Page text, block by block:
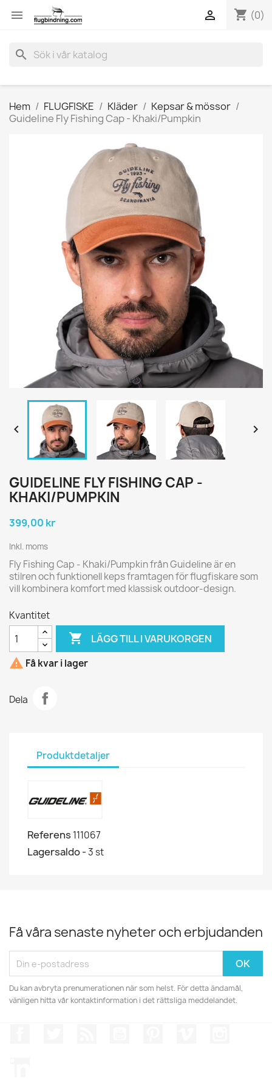
 shopping_cart (0)

search
Hem FLUGFISKE Kläder
Kepsar & mössor
Guideline Fly Fishing Cap - Khaki/Pumpkin
 
GUIDELINE FLY FISHING CAP -
KHAKI/PUMPKIN
399,00 kr
Inkl. moms
Fly Fishing Cap - Khaki/Pumpkin frånGuidelineär en
stilren och funktionell keps framtagen för flugfiskare som
vill kombinera komfort med klassisk outdoor-design.
Kvantitet
 LÄGG TILL I VARUKORGEN
 Få kvar i lager
Dela
Produktdetaljer
Referens 111067
Lagersaldo -3 st
Få våra senaste nyheter och erbjudanden
Du kan avbryta prenumerationen när som helst. För detta ändamål,
vänligen hitta vår kontaktinformation i det rättsliga meddelandet.